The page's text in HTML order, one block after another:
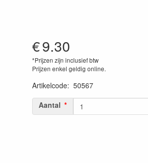
€9.30
*Prijzen zijn inclusief btw
Prijzen enkel geldig online.
Artikelcode: 50567
Aantal